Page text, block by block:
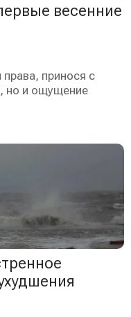
весенние
права, принося с
но и ощущение